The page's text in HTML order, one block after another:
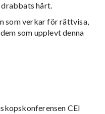
hårt.
som verkar för rättvisa,
som upplevt denna
CEI